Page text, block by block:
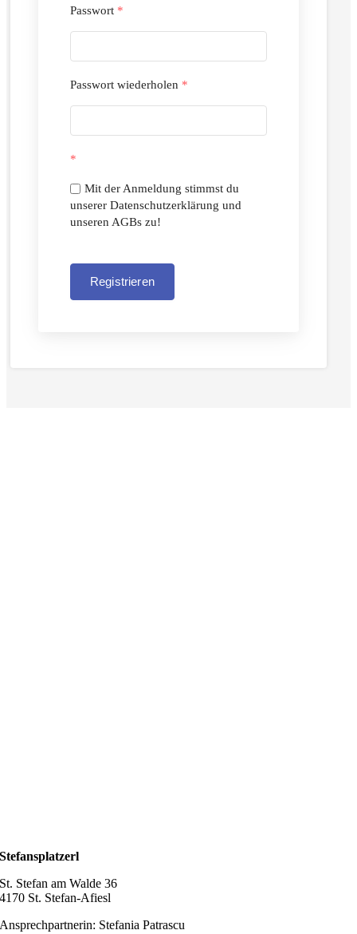
Passwort *
Passwort wiederholen *
*
Mit der Anmeldung stimmst du
unserer Datenschutzerklärung und
unseren AGBs zu!
Registrieren
Stefansplatzerl
St. Stefan am Walde 36
4170 St. Stefan-Afiesl
Ansprechpartnerin: Stefania Patrascu